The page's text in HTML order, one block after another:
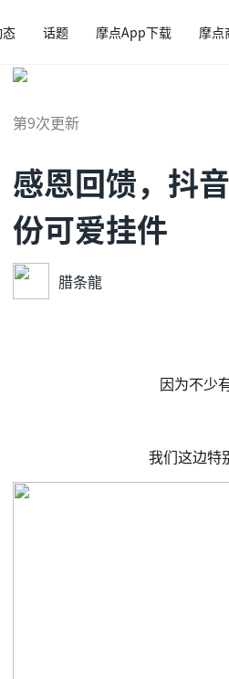
话题 摩点App下载 摩点
第9次更新
感恩回馈，抖
份可爱挂件
腊条龍
因为不少
我们这边特